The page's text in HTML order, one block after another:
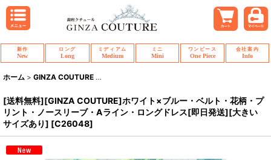
新作
New
ロング
Long
ミディアム
Medium
ミニ
Mini
ワンピース
One Piece
会社案内
Info
ホーム > GINZA COUTURE >
[送料無料][GINZA COUTURE]ホワイト×ブルー・ベルト・花柄・プ
リント・ノースリーブ・Aライン・ロングドレス[即日発送][大きい
サイズあり] [C26048]